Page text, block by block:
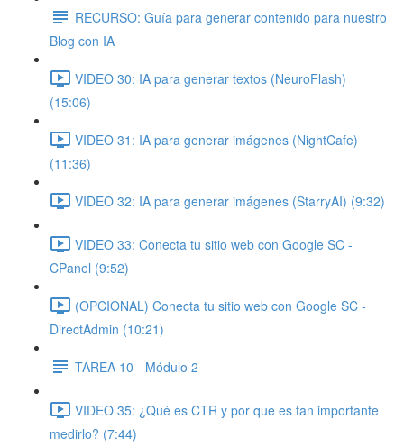
RECURSO: Guía para generar contenido para nuestro
Blog con IA
VIDEO 30: IA para generar textos (NeuroFlash)
(15:06)
VIDEO 31: IA para generar imágenes (NightCafe)
(11:36)
VIDEO 32: IA para generar imágenes (StarryAI) (9:32)
VIDEO 33: Conecta tu sitio web con Google SC -
CPanel (9:52)
(OPCIONAL) Conecta tu sitio web con Google SC -
DirectAdmin (10:21)
TAREA 10 - Módulo 2
VIDEO 35: ¿Qué es CTR y por que es tan importante
medirlo? (7:44)